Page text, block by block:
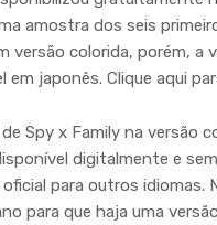
amostra dos seis
versão colorida, porém, a
em japonês. Clique aqui
Spy x Family na versão
digitalmente e
para outros idiomas.
para que haja uma